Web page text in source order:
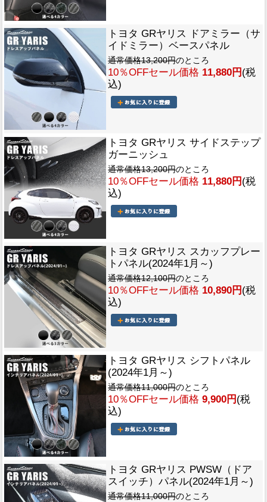
トヨタ GRヤリス ドアミラー（サ
イドミラー）ベースパネル
通常価格13,200円のところ
10％OFFセール価格 11,880円 (税
込)
トヨタ GRヤリス サイドステップ
ガーニッシュ
通常価格13,200円のところ
10％OFFセール価格 11,880円 (税
込)
トヨタ GRヤリス スカッフプレー
トパネル(2024年1月～)
通常価格12,100円のところ
10％OFFセール価格 10,890円 (税
込)
トヨタ GRヤリス シフトパネル
(2024年1月～)
通常価格11,000円のところ
10％OFFセール価格 9,900円 (税
込)
トヨタ GRヤリス PWSW（ドア
スイッチ）パネル(2024年1月～)
通常価格11,000円のところ